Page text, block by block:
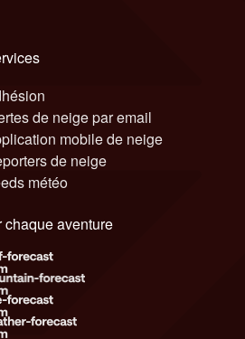
de neige par email
mobile de neige
de neige
météo
chaque aventure